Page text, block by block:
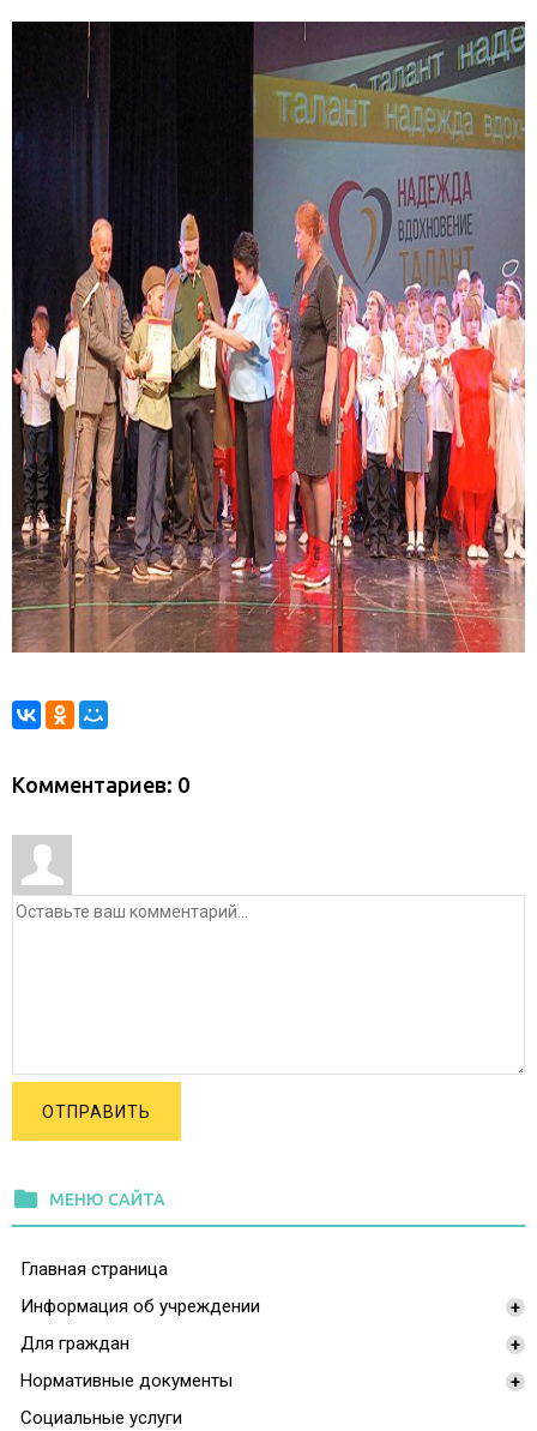
Комментариев: 0
ОТПРАВИТЬ
folder МЕНЮ САЙТА
Главная страница
Информация об учреждении
+
Для граждан
+
Нормативные документы
+
Социальные услуги